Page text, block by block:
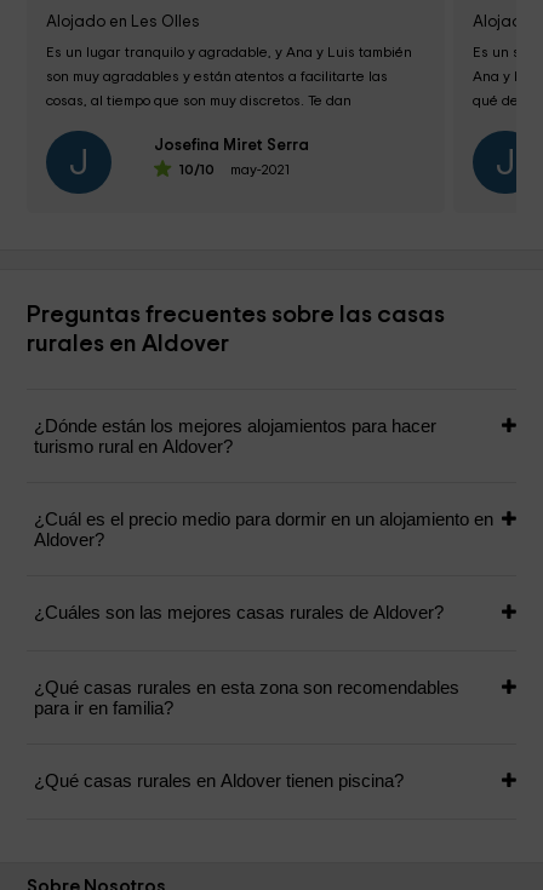
Alojado en Les Olles
Es un lugar tranquilo y agradable, y Ana y Luis también
son muy agradables y están atentos a facilitarte las
cosas, al tiempo que son muy discretos. Te dan
J Josefina Miret Serra
10/10 may-2021
Alojado
Es un
Ana y
qué decir
J
Preguntas frecuentes sobre las casas
rurales en Aldover
¿Dónde están los mejores alojamientos para hacer
turismo rural en Aldover?
¿Cuál es el precio medio para dormir en un alojamiento en
Aldover?
¿Cuáles son las mejores casas rurales de Aldover?
¿Qué casas rurales en esta zona son recomendables
para ir en familia?
¿Qué casas rurales en Aldover tienen piscina?